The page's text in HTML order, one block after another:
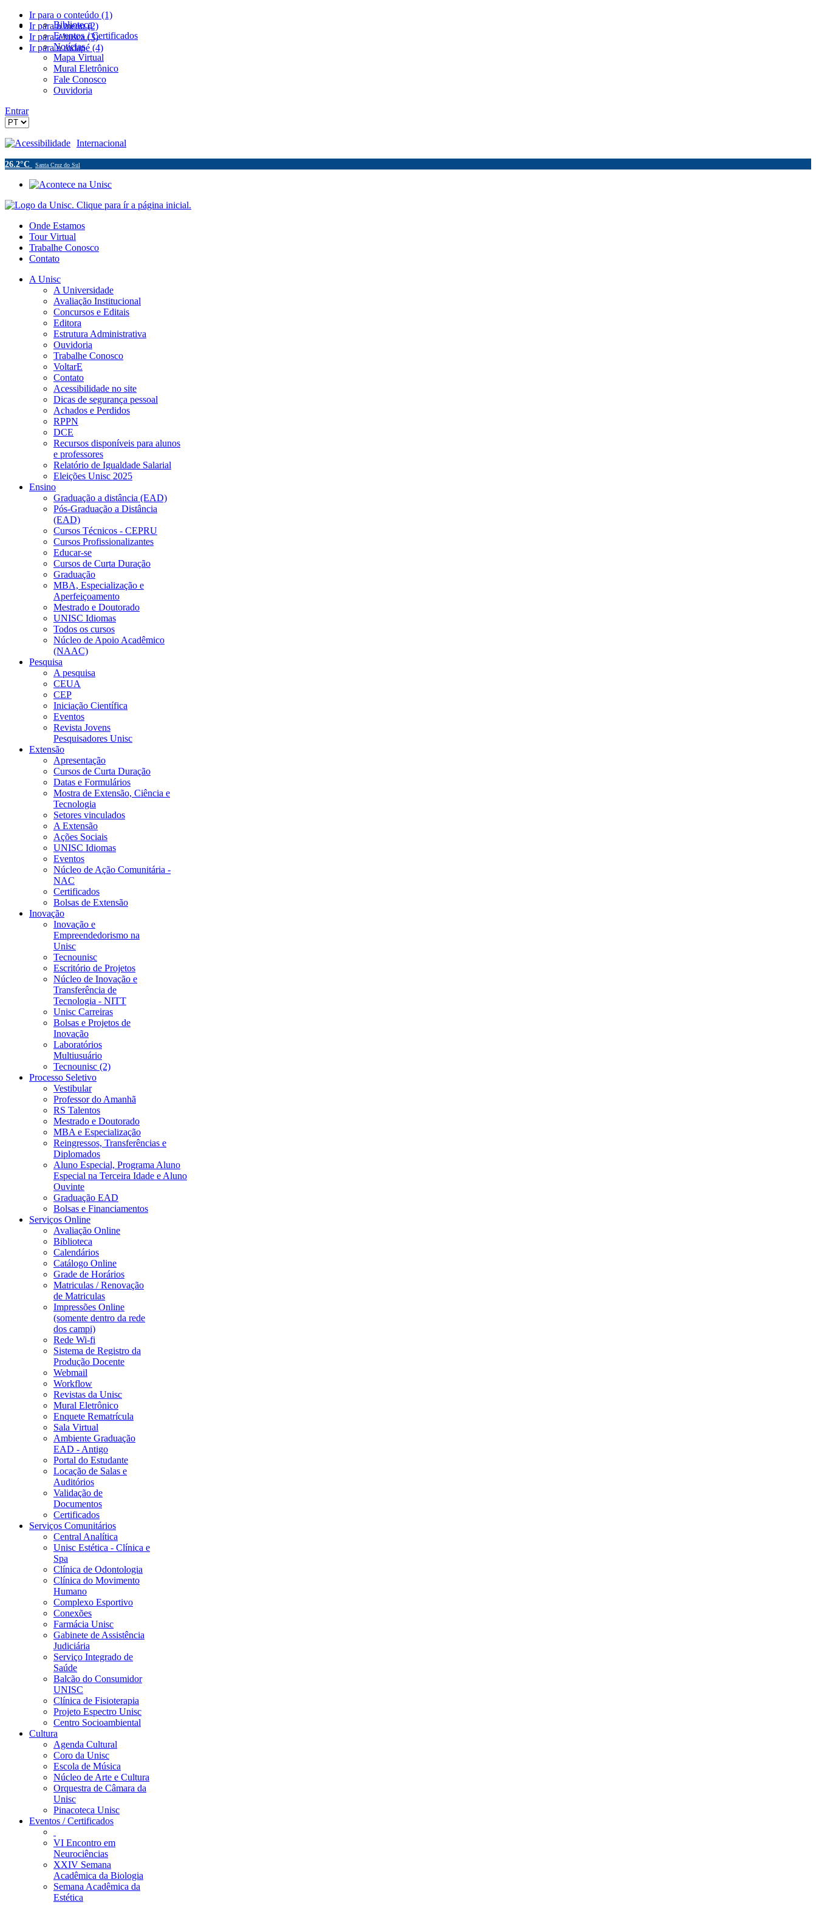
Ir para o conteúdo (1)
Ir para o menu (2)
Ir para a busca (3)
Ir para o rodapé (4)
Biblioteca
Eventos / Certificados
Notícias
Mapa Virtual
Mural Eletrônico
Fale Conosco
Ouvidoria
Entrar
Acessibilidade Internacional
26.2°C Santa Cruz do Sul
Onde Estamos
Tour Virtual
Trabalhe Conosco
Contato
A Unisc
A Universidade
Avaliação Institucional
Concursos e Editais
Editora
Estrutura Administrativa
Ouvidoria
Trabalhe Conosco
VoltarE
Contato
Acessibilidade no site
Dicas de segurança pessoal
Achados e Perdidos
RPPN
DCE
Recursos disponíveis para alunos
e professores
Relatório de Igualdade Salarial
Eleições Unisc 2025
Ensino
Graduação a distância (EAD)
Pós-Graduação a Distância
(EAD)
Cursos Técnicos - CEPRU
Cursos Profissionalizantes
Educar-se
Cursos de Curta Duração
Graduação
MBA, Especialização e
Aperfeiçoamento
Mestrado e Doutorado
UNISC Idiomas
Todos os cursos
Núcleo de Apoio Acadêmico
(NAAC)
Pesquisa
A pesquisa
CEUA
CEP
Iniciação Científica
Eventos
Revista Jovens
Pesquisadores Unisc
Extensão
Apresentação
Cursos de Curta Duração
Datas e Formulários
Mostra de Extensão, Ciência e
Tecnologia
Setores vinculados
A Extensão
Ações Sociais
UNISC Idiomas
Eventos
Núcleo de Ação Comunitária -
NAC
Certificados
Bolsas de Extensão
Inovação
Inovação e
Empreendedorismo na
Unisc
Tecnounisc
Escritório de Projetos
Núcleo de Inovação e
Transferência de
Tecnologia - NITT
Unisc Carreiras
Bolsas e Projetos de
Inovação
Laboratórios
Multiusuário
Tecnounisc (2)
Processo Seletivo
Vestibular
Professor do Amanhã
RS Talentos
Mestrado e Doutorado
MBA e Especialização
Reingressos, Transferências e
Diplomados
Aluno Especial, Programa Aluno
Especial na Terceira Idade e Aluno
Ouvinte
Graduação EAD
Bolsas e Financiamentos
Serviços Online
Avaliação Online
Biblioteca
Calendários
Catálogo Online
Grade de Horários
Matriculas / Renovação
de Matriculas
Impressões Online
(somente dentro da rede
dos campi)
Rede Wi-fi
Sistema de Registro da
Produção Docente
Webmail
Workflow
Revistas da Unisc
Mural Eletrônico
Enquete Rematrícula
Sala Virtual
Ambiente Graduação
EAD - Antigo
Portal do Estudante
Locação de Salas e
Auditórios
Validação de
Documentos
Certificados
Serviços Comunitários
Central Analítica
Unisc Estética - Clínica e
Spa
Clínica de Odontologia
Clínica do Movimento
Humano
Complexo Esportivo
Conexões
Farmácia Unisc
Gabinete de Assistência
Judiciária
Serviço Integrado de
Saúde
Balcão do Consumidor
UNISC
Clínica de Fisioterapia
Projeto Espectro Unisc
Centro Socioambiental
Cultura
Agenda Cultural
Coro da Unisc
Escola de Música
Núcleo de Arte e Cultura
Orquestra de Câmara da
Unisc
Pinacoteca Unisc
Eventos / Certificados
VI Encontro em
Neurociências
XXIV Semana
Acadêmica da Biologia
Semana Acadêmica da
Estética